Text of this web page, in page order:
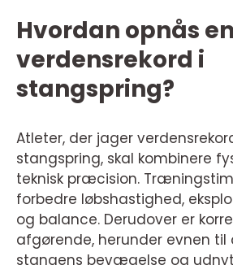
Hvordan opnås en
verdensrekord i
stangspring?
Atleter, der jager
stangspring, skal kombinere
teknisk præcision.
forbedre løbshastighed,
og balance. Derudover er
afgørende, herunder evnen til
stangens bevægelse og